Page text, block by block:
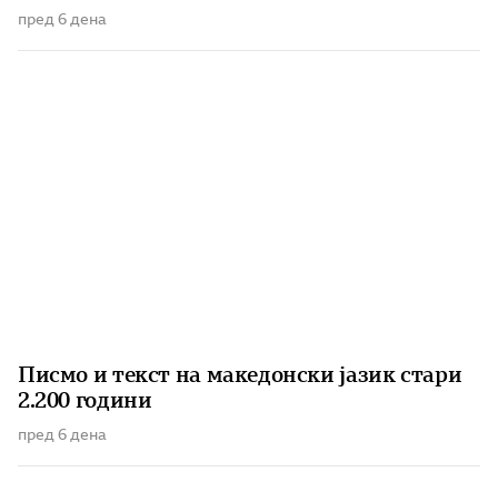
пред 6 дена
Писмо и текст на македонски јазик стари
2.200 години
пред 6 дена